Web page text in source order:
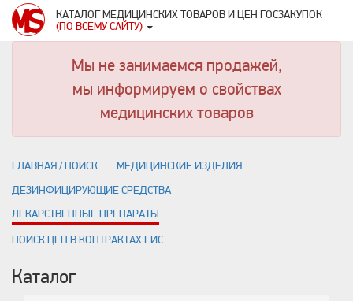
КАТАЛОГ МЕДИЦИНСКИХ ТОВАРОВ И ЦЕН ГОСЗАКУПОК
(ПО ВСЕМУ САЙТУ)
Мы не занимаемся продажей,
мы информируем о свойствах
медицинских товаров
ГЛАВНАЯ / ПОИСК
МЕДИЦИНСКИЕ ИЗДЕЛИЯ
ДЕЗИНФИЦИРУЮЩИЕ СРЕДСТВА
ЛЕКАРСТВЕННЫЕ ПРЕПАРАТЫ
ПОИСК ЦЕН В КОНТРАКТАХ ЕИС
Каталог